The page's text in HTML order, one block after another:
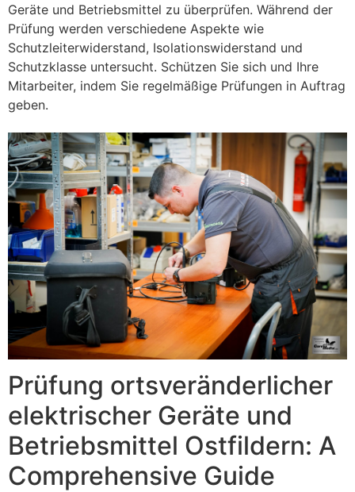
Geräte und Betriebsmittel zu überprüfen. Während der
Prüfung werden verschiedene Aspekte wie
Schutzleiterwiderstand, Isolationswiderstand und
Schutzklasse untersucht. Schützen Sie sich und Ihre
Mitarbeiter, indem Sie regelmäßige Prüfungen in Auftrag
geben.
Prüfung ortsveränderlicher
elektrischer Geräte und
Betriebsmittel Ostfildern⁠: A
Comprehensive Guide